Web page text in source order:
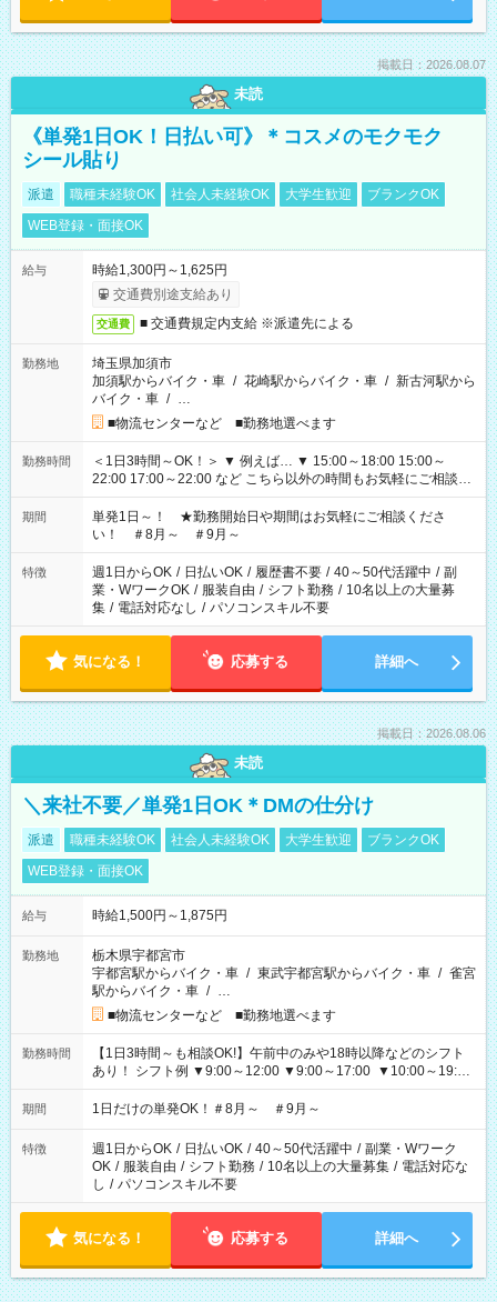
掲載日：2026.08.07
未読
《単発1日OK！日払い可》＊コスメのモクモク
シール貼り
派遣 職種未経験OK 社会人未経験OK 大学生歓迎
ブランクOK
WEB登録・面接OK
給与
時給1,300円～1,625円
交通費別途支給あり
交通費 ■ 交通費規定内支給 ※派遣先による
勤務地
埼玉県加須市
加須駅からバイク・車 / 花崎駅からバイク・車 / 新古河駅から
バイク・車 / …
■物流センターなど ■勤務地選べます
勤務時間
＜1日3時間～OK！＞ ▼ 例えば… ▼ 15:00～18:00 15:00～
22:00 17:00～22:00 など こちら以外の時間もお気軽にご相談く
ださい！
期間
単発1日～！ ★勤務開始日や期間はお気軽にご相談くださ
い！ ＃8月～ ＃9月～
特徴 週1日からOK / 日払いOK / 履歴書不要 / 40～50代活躍中 / 副
業・WワークOK / 服装自由 / シフト勤務 / 10名以上の大量募
集 / 電話対応なし / パソコンスキル不要
気になる！ 応募する 詳細へ
掲載日：2026.08.06
未読
＼来社不要／単発1日OK＊DMの仕分け
派遣 職種未経験OK 社会人未経験OK 大学生歓迎
ブランクOK
WEB登録・面接OK
給与 時給1,500円～1,875円
勤務地
栃木県宇都宮市
宇都宮駅からバイク・車 / 東武宇都宮駅からバイク・車 / 雀宮
駅からバイク・車 / …
■物流センターなど ■勤務地選べます
勤務時間
【1日3時間～も相談OK!】午前中のみや18時以降などのシフト
あり！ シフト例 ▼9:00～12:00 ▼9:00～17:00 ▼10:00～19:00
▼18:00～21:00
期間 1日だけの単発OK！＃8月～ ＃9月～
特徴 週1日からOK / 日払いOK / 40～50代活躍中 / 副業・Wワーク
OK / 服装自由 / シフト勤務 / 10名以上の大量募集 / 電話対応な
し / パソコンスキル不要
気になる！ 応募する 詳細へ